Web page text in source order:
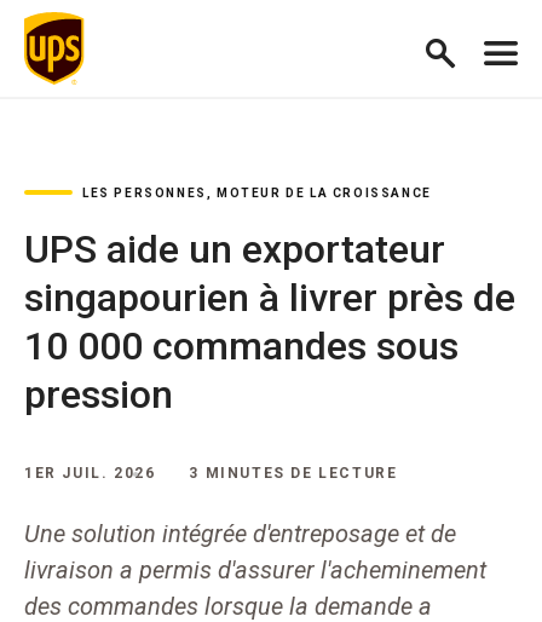
LES PERSONNES, MOTEUR DE LA CROISSANCE
UPS aide un exportateur
singapourien à livrer près de
10 000 commandes sous
pression
1ER JUIL. 2026 3 MINUTES DE LECTURE
Une solution intégrée d'entreposage et de
livraison a permis d'assurer l'acheminement
des commandes lorsque la demande a